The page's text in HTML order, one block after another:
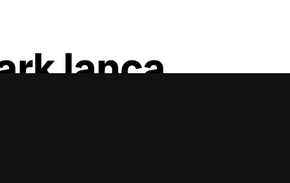
lança